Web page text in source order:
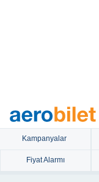
Kampanyalar
Fiyat Alarmı